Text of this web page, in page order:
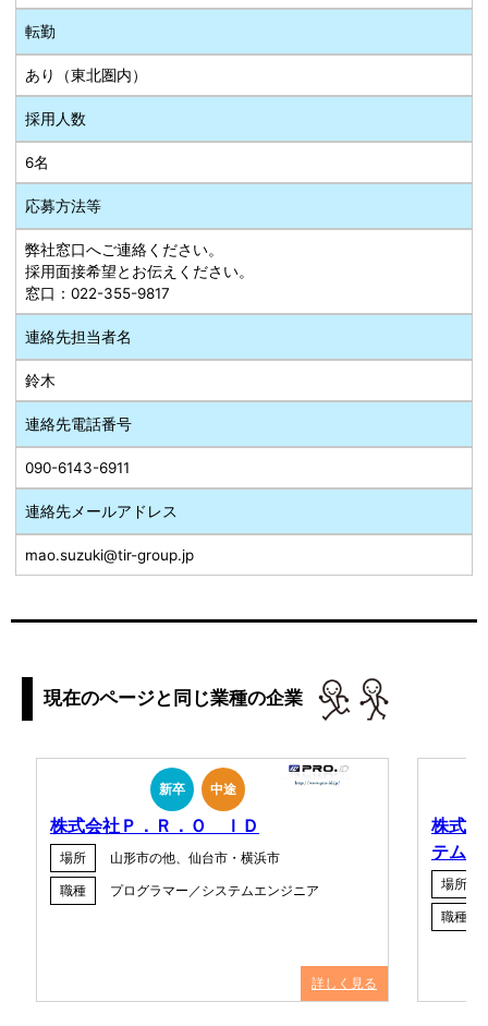
転勤
あり（東北圏内）
採用人数
6名
応募方法等
弊社窓口へご連絡ください。
採用面接希望とお伝えください。
窓口：022-355-9817
連絡先担当者名
鈴木
連絡先電話番号
090-6143-6911
連絡先メールアドレス
mao.suzuki@tir-group.jp
現在のページと同じ業種の企業
新卒 中途
株式会社Ｐ．Ｒ．Ｏ ＩＤ
場所
山形市の他、仙台市・横浜市
職種
プログラマー／システムエンジニア
詳しく見る
株式会
テム
場所
職種